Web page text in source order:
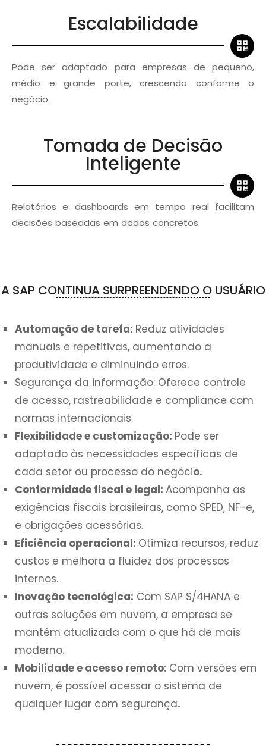
Escalabilidade
Pode ser adaptado para empresas de pequeno,
médio e grande porte, crescendo conforme o
negócio.
Tomada de Decisão
Inteligente
Relatórios e dashboards em tempo real facilitam
decisões baseadas em dados concretos.
A SAP CONTINUA SURPREENDENDO O USUÁRIO
Automação de tarefa: Reduz atividades
manuais e repetitivas, aumentando a
produtividade e diminuindo erros.
Segurança da informação: Oferece controle
de acesso, rastreabilidade e compliance com
normas internacionais.
Flexibilidade e customização: Pode ser
adaptado às necessidades específicas de
cada setor ou processo do negócio.
Conformidade fiscal e legal: Acompanha as
exigências fiscais brasileiras, como SPED, NF-e,
e obrigações acessórias.
Eficiência operacional: Otimiza recursos, reduz
custos e melhora a fluidez dos processos
internos.
Inovação tecnológica: Com SAP S/4HANA e
outras soluções em nuvem, a empresa se
mantém atualizada com o que há de mais
moderno.
Mobilidade e acesso remoto: Com versões em
nuvem, é possível acessar o sistema de
qualquer lugar com segurança.